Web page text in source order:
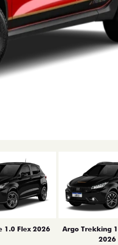
1.0 Flex 2026
Argo Trekking
2026